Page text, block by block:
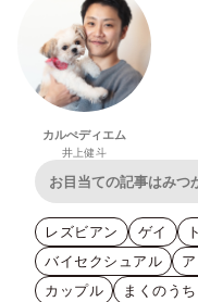
カルぺディエム
井上健斗
レズビアン ゲイ
バイセクシュアル
カップル
まくのう